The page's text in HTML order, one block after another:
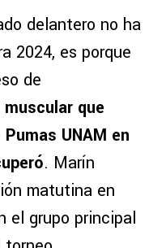
delantero no ha
2024, es porque
de
que
UNAM en
. Marín
matutina en
el grupo principal